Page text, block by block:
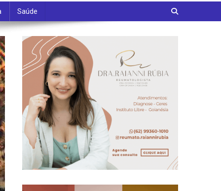
Saúde